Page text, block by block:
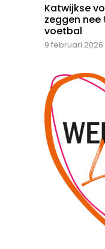
Katwijkse
zeggen nee
voetbal
9 februari 2026